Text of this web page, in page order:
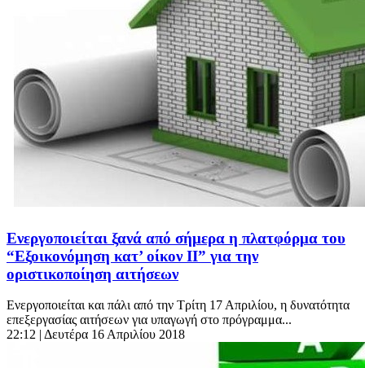
Ενεργοποιείται ξανά από σήμερα η πλατφόρμα του
“Εξοικονόμηση κατ’ οίκον ΙΙ” για την
οριστικοποίηση αιτήσεων
Ενεργοποιείται και πάλι από την Τρίτη 17 Απριλίου, η δυνατότητα
επεξεργασίας αιτήσεων για υπαγωγή στο πρόγραμμα...
22:12 | Δευτέρα 16 Απριλίου 2018